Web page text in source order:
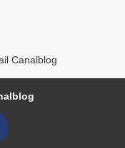
Canalblog